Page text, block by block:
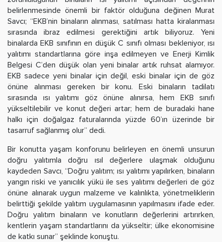
belirlenmesinde önemli bir faktör olduğuna değinen Murat
Savcı; “EKB’nin binaların alınması, satılması hatta kiralanması
sırasında ibraz edilmesi gerektiğini artık biliyoruz. Yeni
binalarda EKB sınıfının en düşük C sınıfı olması bekleniyor, ısı
yalıtımı standartlarına göre inşa edilmeyen ve Enerji Kimlik
Belgesi C’den düşük olan yeni binalar artık ruhsat alamıyor.
EKB sadece yeni binalar için değil, eski binalar için de göz
önüne alınması gereken bir konu. Eski binaların tadilatı
sırasında ısı yalıtımı göz önüne alınırsa, hem EKB sınıfı
yükseltilebilir ve konut değeri artar; hem de buradaki hane
halkı için doğalgaz faturalarında yüzde 60’ın üzerinde bir
tasarruf sağlanmış olur” dedi.
Bir konutta yaşam konforunu belirleyen en önemli unsurun
doğru yalıtımla doğru ısıl değerlere ulaşmak olduğunu
kaydeden Savcı, “Doğru yalıtım; ısı yalıtımı yapılırken, binaların
yangın riski ve yanıcılık yükü ile ses yalıtımı değerleri de göz
önüne alınarak uygun malzeme ve kalınlıkta, yönetmeliklerin
belirttiği şekilde yalıtım uygulamasının yapılmasını ifade eder.
Doğru yalıtım binaların ve konutların değerlerini artırırken,
kentlerin yaşam standartlarını da yükseltir; ülke ekonomisine
de katkı sunar” şeklinde konuştu.